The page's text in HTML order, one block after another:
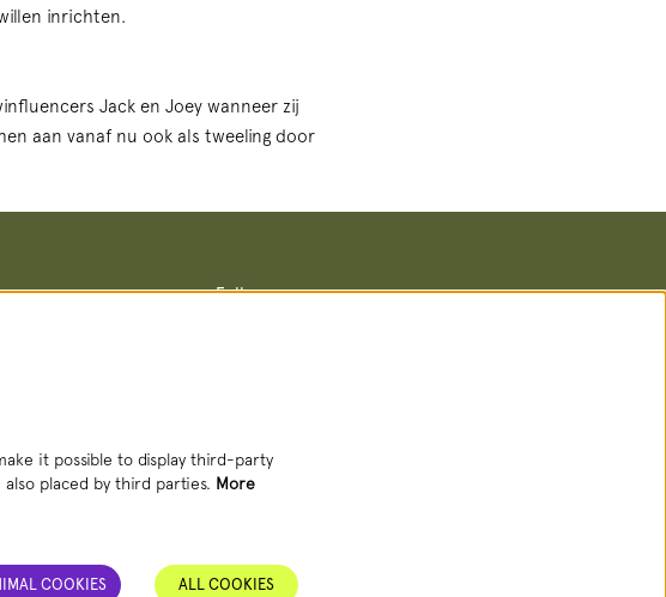
inrichten.
Jack en Joey wanneer zij
aan vanaf nu ook als tweeling door
Follow us
This site is protected by reCAPTCHA, data processing occurs in accordance with
it possible to display third-party
placed by third parties. More
COOKIES ALL COOKIES